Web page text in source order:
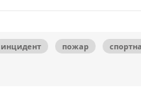
инцидент пожар